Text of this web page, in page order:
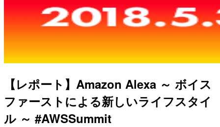
【レポート】Amazon Alexa ～ ボイス
ファーストによる新しいライフスタイ
ル ～ #AWSSummit